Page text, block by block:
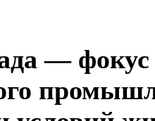
— фокус